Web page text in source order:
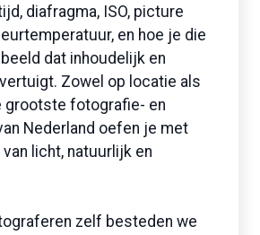
diafragma, ISO, picture
en hoe je die
dat inhoudelijk en
Zowel op locatie als
grootste fotografie- en
Nederland oefen je met
licht, natuurlijk en
zelf besteden we